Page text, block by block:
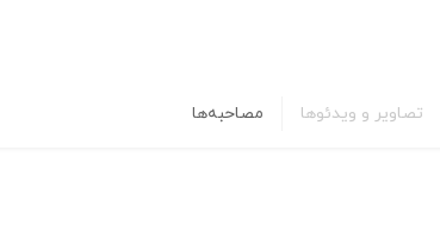
تصاویر و ویدئوها مصاحبه‌ها